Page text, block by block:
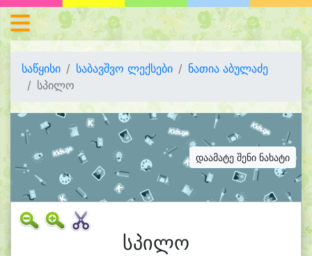
საწყისი საბავშვო ლექსები
ნათია აბულაძე
სპილო
დაამატე შენი ნახატი
სპილო